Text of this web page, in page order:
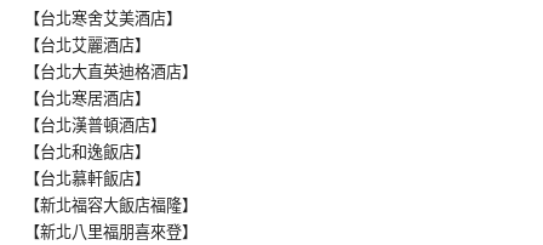
【台北寒舍艾美酒店】
【台北艾麗酒店】
【台北大直英迪格酒店】
【台北寒居酒店】
【台北漢普頓酒店】
【台北和逸飯店】
【台北慕軒飯店】
【新北福容大飯店福隆】
【新北八里福朋喜來登】